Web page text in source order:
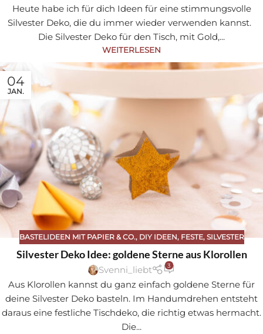
Heute habe ich für dich Ideen für eine stimmungsvolle
Silvester Deko, die du immer wieder verwenden kannst.
Die Silvester Deko für den Tisch, mit Gold,...
WEITERLESEN
04
JAN.
BASTELIDEEN MIT PAPIER & CO., DIY IDEEN, FESTE, SILVESTER
Silvester Deko Idee: goldene Sterne aus Klorollen
Svenni_liebt 3
Aus Klorollen kannst du ganz einfach goldene Sterne für
deine Silvester Deko basteln. Im Handumdrehen entsteht
daraus eine festliche Tischdeko, die richtig etwas hermacht.
Die...